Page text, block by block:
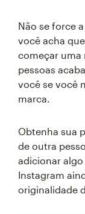
Não se force
você acha
começar uma
pessoas
você se você
marca.
Obtenha sua
de outra
adicionar
Instagram
originalidade